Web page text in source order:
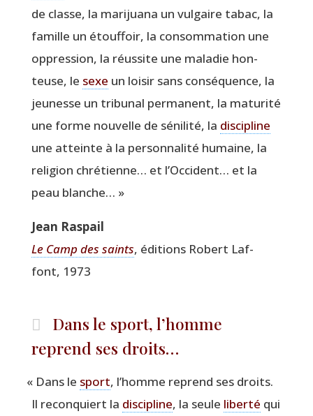
de classe, la mari­jua­na un vul­gaire tabac, la
famille un étouf­foir, la consom­ma­tion une
oppres­sion, la réus­site une mala­die hon­
teuse, le sexe un loi­sir sans consé­quence, la
jeu­nesse un tri­bu­nal per­ma­nent, la matu­ri­té
une forme nou­velle de séni­li­té, la dis­ci­pline
une atteinte à la per­son­na­li­té humaine, la
reli­gion chré­tienne… et l’Occident… et la
peau blanche… »
Jean Ras­pail
Le Camp des saints, édi­tions Robert Laf­
font, 1973
Dans le sport, l’homme
reprend ses droits…
« Dans le sport, l’homme reprend ses droits.
Il recon­quiert la dis­ci­pline, la seule liber­té qui